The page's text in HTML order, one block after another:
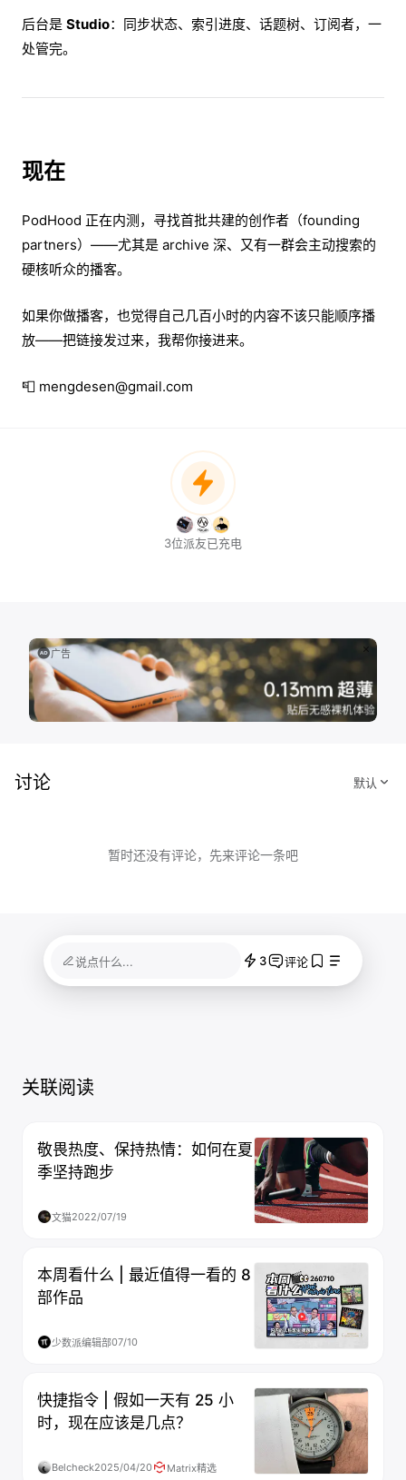
后台是 Studio：同步状态、索引进度、话题树、订阅者，一
处管完。
现在
PodHood 正在内测，寻找首批共建的创作者（founding
partners）——尤其是 archive 深、又有一群会主动搜索的
硬核听众的播客。
如果你做播客，也觉得自己几百小时的内容不该只能顺序播
放——把链接发过来，我帮你接进来。
📮 mengdesen@gmail.com
3位派友已充电
广告
讨论
暂时还没有评论，先来评论一条吧
说点什么... 3 评论
关联阅读
敬畏热度、保持热情：如何在夏
季坚持跑步
文猫2022/07/19
本周看什么 | 最近值得一看的 8
部作品
少数派编辑部07/10
快捷指令 | 假如一天有 25 小
时，现在应该是几点？
Belcheck2025/04/20 Matrix精选